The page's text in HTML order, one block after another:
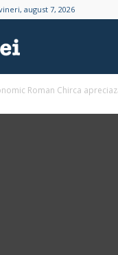
august 7, 2026
Roman Chirca